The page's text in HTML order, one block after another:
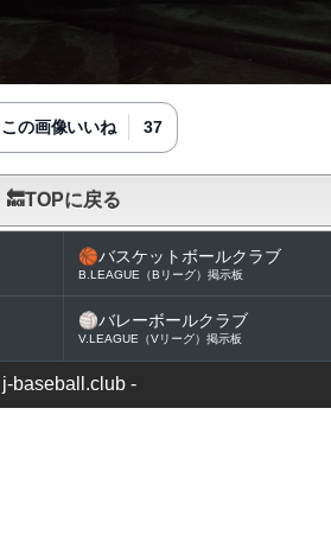
この画像いいね 37
🔙TOPに戻る
🏀バスケットボールクラブ
B.LEAGUE（Bリーグ）掲示板
🏐バレーボールクラブ
V.LEAGUE（Vリーグ）掲示板
j-baseball.club -